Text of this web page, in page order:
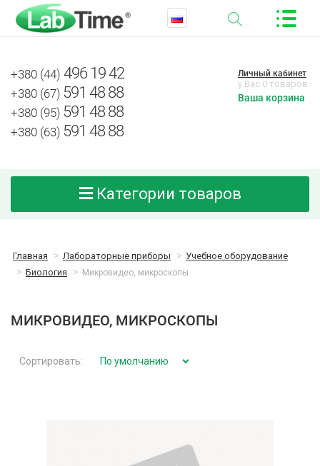
+380 (44) 496 19 42
+380 (67) 591 48 88
+380 (95) 591 48 88
+380 (63) 591 48 88
Личный кабинет
у Вас 0 товаров
Ваша корзина
Категории товаров
Главная Лабораторные приборы
Учебное оборудование
Биология
Микровидео, микроскопы
МИКРОВИДЕО, МИКРОСКОПЫ
Сортировать: